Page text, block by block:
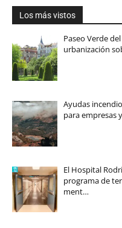
Los más vistos
Paseo Verde
urbanización
Ayudas
para empresas
El Hospital
programa de
ment…